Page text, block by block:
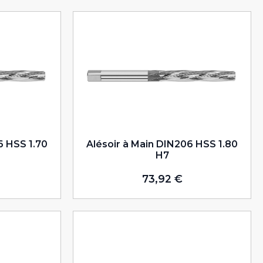
1.70
Alésoir à Main DIN206 HSS 1.80
H7
73,92 €